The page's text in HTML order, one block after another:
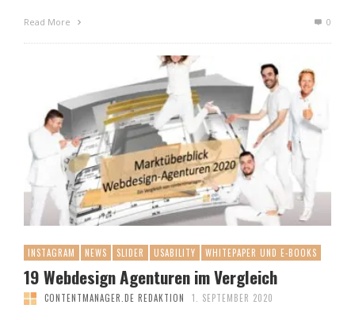
Read More 0
INSTAGRAM NEWS SLIDER USABILITY WHITEPAPER UND E-BOOKS
19 Webdesign Agenturen im Vergleich
CONTENTMANAGER.DE REDAKTION 1. SEPTEMBER 2020